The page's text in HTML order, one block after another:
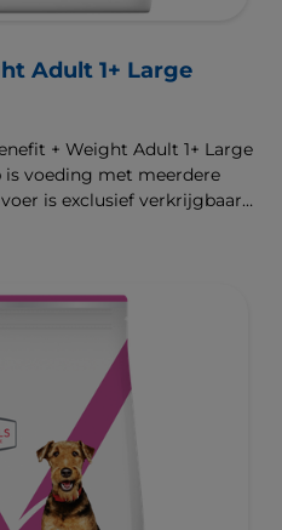
Adult 1+ Large
+ Weight Adult 1+ Large
voeding met meerdere
is exclusief verkrijgbaar
gewicht te ondersteunen
technologie voor
om vet te verbranden en
en te behouden. De
en de toekomst.